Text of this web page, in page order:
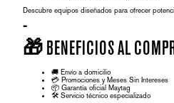
Descubre equipos diseñados para ofrecer
-
🎁 BENEFICIOS AL
🚚 Envío a domicilio
💳 Promociones y Meses Sin Intereses
📦 Garantía oficial Maytag
🛠 Servicio técnico especializado